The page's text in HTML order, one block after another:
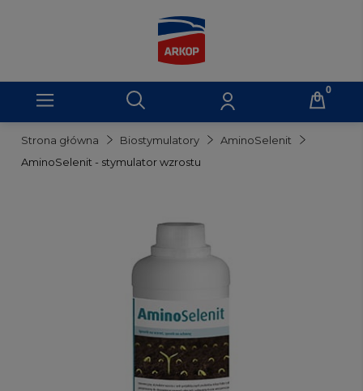
Strona główna Biostymulatory
AminoSelenit
AminoSelenit - stymulator wzrostu